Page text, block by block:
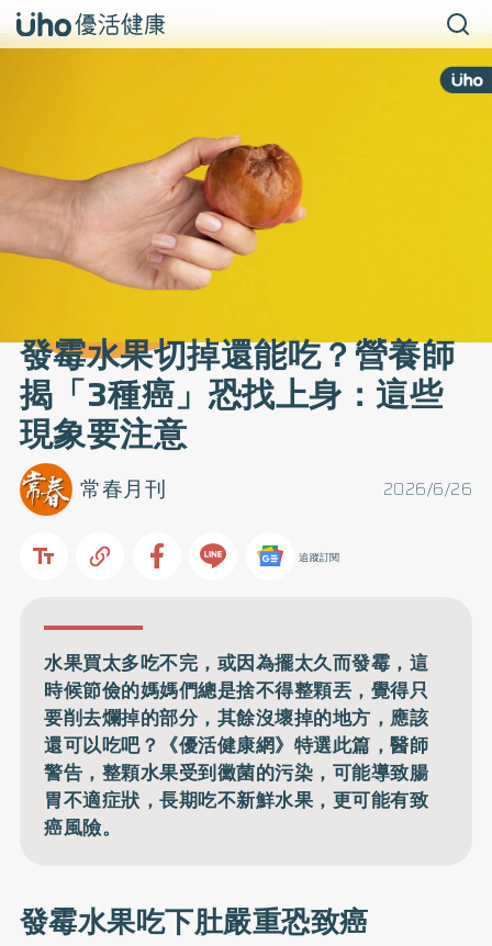
發霉水果切掉還能吃？營養師
揭「3種癌」恐找上身：這些
現象要注意
2026/6/26
常春月刊
追蹤訂閱
水果買太多吃不完，或因為擺太久而發霉，這
時候節儉的媽媽們總是捨不得整顆丟，覺得只
要削去爛掉的部分，其餘沒壞掉的地方，應該
還可以吃吧？《優活健康網》特選此篇，醫師
警告，整顆水果受到黴菌的污染，可能導致腸
胃不適症狀，長期吃不新鮮水果，更可能有致
癌風險。
發霉水果吃下肚嚴重恐致癌